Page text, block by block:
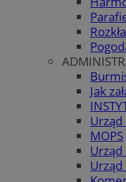
Jak
Urząd
MOPS
Urząd